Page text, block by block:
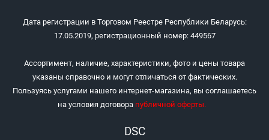
Дата регистрации в Торговом Реестре Республики Беларусь:
17.05.2019, регистрационный номер: 449567
Ассортимент, наличие, характеристики, фото и цены товара
указаны справочно и могут отличаться от фактических.
Пользуясь услугами нашего интернет-магазина, вы соглашаетесь
на условия договора публичной оферты.
DSC